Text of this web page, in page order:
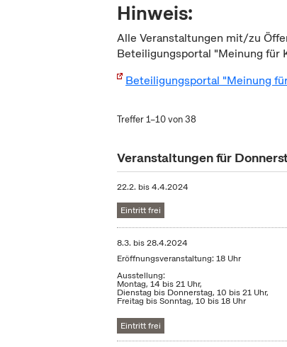
Hinweis:
Alle Veranstaltungen mit/zu
Beteiligungsportal "Meinung für
Beteiligungsportal "Meinung
Treffer 1–10 von 38
Veranstaltungen für
22.2. bis4.4.2024
Eintritt frei
8.3. bis28.4.2024
Eröffnungsveranstaltung: 18 Uhr
Ausstellung:
Montag, 14 bis 21 Uhr,
Dienstag bis Donnerstag, 10 bis 21 Uhr,
Freitag bis Sonntag, 10 bis 18 Uhr
Eintritt frei